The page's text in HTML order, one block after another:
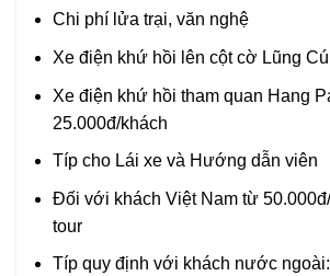
Chi phí lửa trại, văn nghệ
Xe điện khứ hồi lên cột cờ Lũng
Xe điện khứ hồi tham quan Hang
25.000đ/khách
Típ cho Lái xe và Hướng dẫn viên
Đối với khách Việt Nam từ
tour
Típ quy định với khách nước